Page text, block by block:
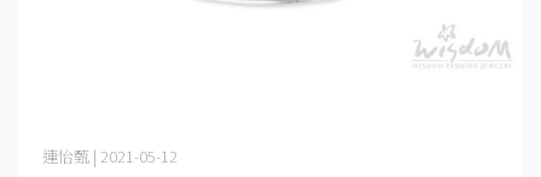
連怡甄 | 2021-05-12